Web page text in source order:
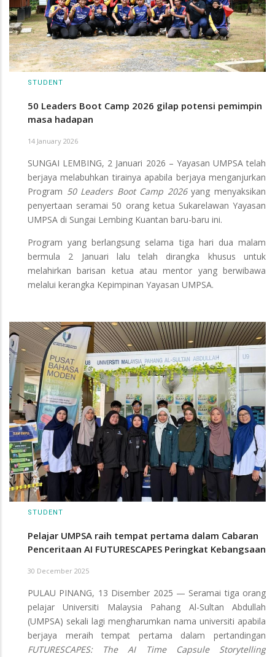
STUDENT
50 Leaders Boot Camp 2026 gilap potensi pemimpin
masa hadapan
14 January 2026
SUNGAI LEMBING, 2 Januari 2026 – Yayasan UMPSA telah
berjaya melabuhkan tirainya apabila berjaya menganjurkan
Program 50 Leaders Boot Camp 2026yang menyaksikan
penyertaan seramai 50 orang ketua Sukarelawan Yayasan
UMPSA di Sungai Lembing Kuantan baru-baru ini.
Program yang berlangsung selama tiga hari dua malam
bermula 2 Januari lalu telah dirangka khusus untuk
melahirkan barisan ketua atau mentor yang berwibawa
melalui kerangka Kepimpinan Yayasan UMPSA.
STUDENT
Pelajar UMPSA raih tempat pertama dalam Cabaran
Penceritaan AI FUTURESCAPES Peringkat Kebangsaan
30 December 2025
PULAU PINANG, 13 Disember 2025 — Seramai tiga orang
pelajar Universiti Malaysia Pahang Al-Sultan Abdullah
(UMPSA) sekali lagi mengharumkan nama universiti apabila
berjaya meraih tempat pertama dalam pertandingan
FUTURESCAPES: The AI Time Capsule Storytelling